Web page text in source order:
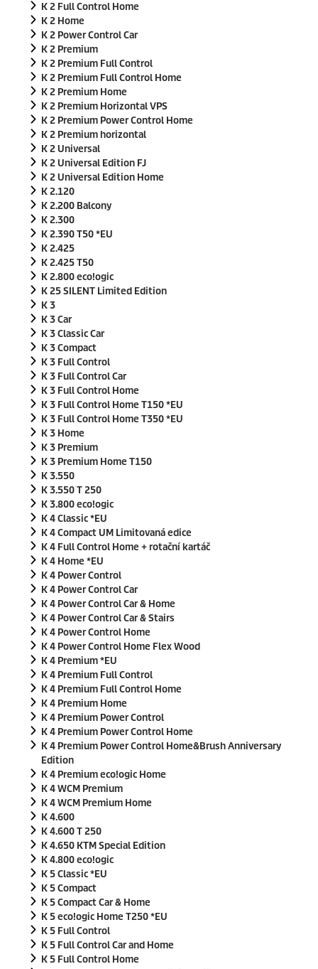
K 2 Full Control Home
K 2 Home
K 2 Power Control Car
K 2 Premium
K 2 Premium Full Control
K 2 Premium Full Control Home
K 2 Premium Home
K 2 Premium Horizontal VPS
K 2 Premium Power Control Home
K 2 Premium horizontal
K 2 Universal
K 2 Universal Edition FJ
K 2 Universal Edition Home
K 2.120
K 2.200 Balcony
K 2.300
K 2.390 T50 *EU
K 2.425
K 2.425 T50
K 2.800eco!ogic
K 25 SILENT Limited Edition
K 3
K 3 Car
K 3 Classic Car
K 3 Compact
K 3 Full Control
K 3 Full Control Car
K 3 Full Control Home
K 3 Full Control Home T150 *EU
K 3 Full Control Home T350 *EU
K 3 Home
K 3 Premium
K 3 Premium Home T150
K 3.550
K 3.550 T 250
K 3.800eco!ogic
K 4 Classic *EU
K 4 Compact UM Limitovaná edice
K 4 Full Control Home + rotační kartáč
K 4 Home *EU
K 4 Power Control
K 4 Power Control Car
K 4 Power Control Car & Home
K 4 Power Control Car & Stairs
K 4 Power Control Home
K 4 Power Control Home Flex Wood
K 4 Premium *EU
K 4 Premium Full Control
K 4 Premium Full Control Home
K 4 Premium Home
K 4 Premium Power Control
K 4 Premium Power Control Home
K 4 Premium Power Control Home&Brush Anniversary
Edition
K 4 Premiumeco!ogic Home
K 4 WCM Premium
K 4 WCM Premium Home
K 4.600
K 4.600 T 250
K 4.650 KTM Special Edition
K 4.800eco!ogic
K 5 Classic *EU
K 5 Compact
K 5 Compact Car & Home
K 5eco!ogic Home T250 *EU
K 5 Full Control
K 5 Full Control Car and Home
K 5 Full Control Home